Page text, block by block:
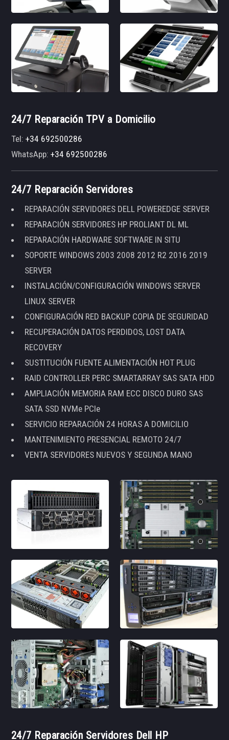
24/7 Reparación TPV a Domicilio
Tel:+34 692500286
WhatsApp:+34 692500286
24/7 Reparación Servidores
REPARACIÓN SERVIDORES DELL POWEREDGE SERVER
REPARACIÓN SERVIDORES HP PROLIANT DL ML
REPARACIÓN HARDWARE SOFTWARE IN SITU
SOPORTE WINDOWS 2003 2008 2012 R2 2016 2019
SERVER
INSTALACIÓN/CONFIGURACIÓN WINDOWS SERVER
LINUX SERVER
CONFIGURACIÓN RED BACKUP COPIA DE SEGURIDAD
RECUPERACIÓN DATOS PERDIDOS, LOST DATA
RECOVERY
SUSTITUCIÓN FUENTE ALIMENTACIÓN HOT PLUG
RAID CONTROLLER PERC SMARTARRAY SAS SATA HDD
AMPLIACIÓN MEMORIA RAM ECC DISCO DURO SAS
SATA SSD NVMe PCIe
SERVICIO REPARACIÓN 24 HORAS A DOMICILIO
MANTENIMIENTO PRESENCIAL REMOTO 24/7
VENTA SERVIDORES NUEVOS Y SEGUNDA MANO
24/7 Reparación Servidores Dell HP